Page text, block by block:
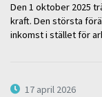
Den 1 oktober 2025
kraft. Den största
inkomst i stället för
17 april 2026